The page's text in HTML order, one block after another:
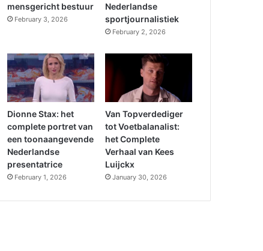
mensgericht bestuur
February 3, 2026
Nederlandse
sportjournalistiek
February 2, 2026
Dionne Stax: het
complete portret van
een toonaangevende
Nederlandse
presentatrice
February 1, 2026
Van Topverdediger
tot Voetbalanalist:
het Complete
Verhaal van Kees
Luijckx
January 30, 2026